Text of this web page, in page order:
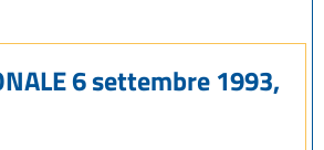
6 settembre 1993,